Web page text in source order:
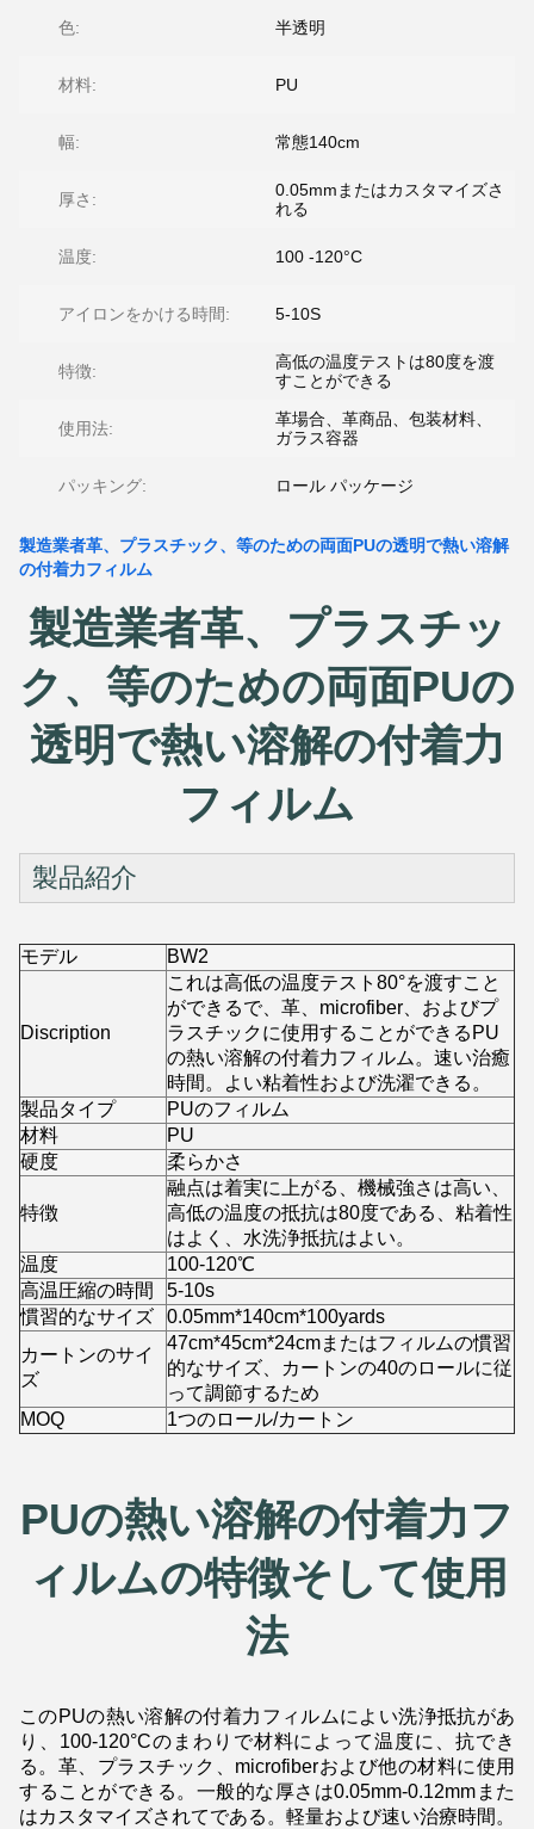
色: 半透明
材料: PU
幅: 常態140cm
厚さ:
0.05mmまたはカスタマイズさ
れる
温度: 100 -120°C
アイロンをかける時間: 5-10S
特徴:
高低の温度テストは80度を渡
すことができる
使用法:
革場合、革商品、包装材料、
ガラス容器
パッキング: ロール パッケージ
製造業者革、プラスチック、等のための両面PUの透明で熱い溶解
の付着力フィルム
製造業者革、プラスチッ
ク、等のための両面PUの
透明で熱い溶解の付着力
フィルム
製品紹介
モデル BW2
Discription
これは高低の温度テスト80°を渡すこと
ができるで、革、microfiber、およびプ
ラスチックに使用することができるPU
の熱い溶解の付着力フィルム。速い治癒
時間。よい粘着性および洗濯できる。
製品タイプ
PUのフィルム
材料
PU
硬度
柔らかさ
特徴
融点は着実に上がる、機械強さは高い、
高低の温度の抵抗は80度である、粘着性
はよく、水洗浄抵抗はよい。
温度
100-120℃
高温圧縮の時間
5-10s
慣習的なサイズ
0.05mm*140cm*100yards
カートンのサイ
ズ
47cm*45cm*24cmまたはフィルムの慣習
的なサイズ、カートンの40のロールに従
って調節するため
MOQ
1つのロール/カートン
PUの熱い溶解の付着力フ
ィルムの特徴そして使用
法
このPUの熱い溶解の付着力フィルムによい洗浄抵抗があ
り、100-120°Cのまわりで材料によって温度に、抗でき
る。革、プラスチック、microfiberおよび他の材料に使用
することができる。一般的な厚さは0.05mm-0.12mmまた
はカスタマイズされてである。軽量および速い治療時間。